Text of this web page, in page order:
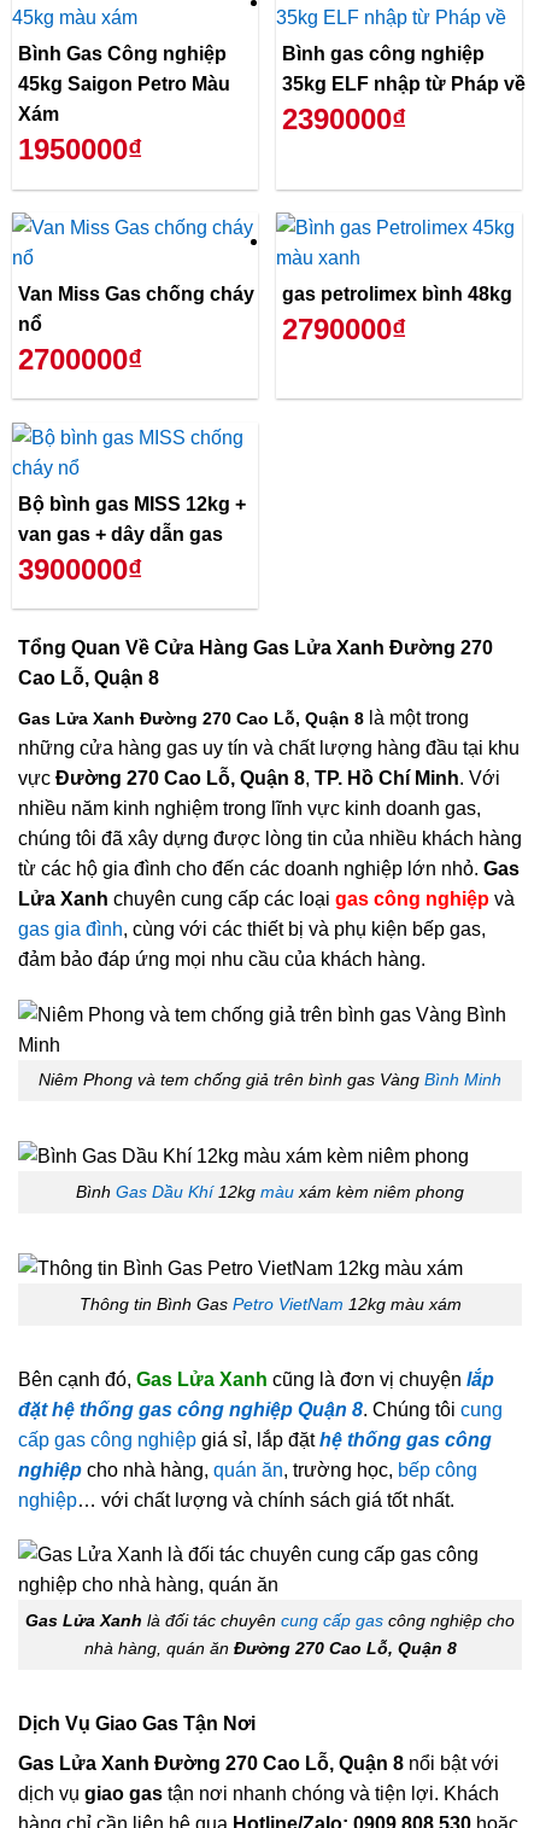
Bình Gas Công nghiệp
45kg Saigon Petro Màu
Xám
1950000₫
Bình gas công nghiệp
35kg ELF nhập từ Pháp về
2390000₫
Van Miss Gas chống cháy
nổ
2700000₫
gas petrolimex bình 48kg
2790000₫
Bộ bình gas MISS 12kg +
van gas + dây dẫn gas
3900000₫
Tổng Quan Về Cửa Hàng Gas Lửa Xanh Đường 270
Cao Lỗ, Quận 8
Gas Lửa Xanh Đường 270 Cao Lỗ, Quận 8 là một trong
những cửa hàng gas uy tín và chất lượng hàng đầu tại khu
vực Đường 270 Cao Lỗ, Quận 8, TP. Hồ Chí Minh. Với
nhiều năm kinh nghiệm trong lĩnh vực kinh doanh gas,
chúng tôi đã xây dựng được lòng tin của nhiều khách hàng
từ các hộ gia đình cho đến các doanh nghiệp lớn nhỏ. Gas
Lửa Xanh chuyên cung cấp các loại gas công nghiệp và
gas gia đình, cùng với các thiết bị và phụ kiện bếp gas,
đảm bảo đáp ứng mọi nhu cầu của khách hàng.
Niêm Phong và tem chống giả trên bình gas Vàng Bình Minh
Bình Gas Dầu Khí12kg màu xám kèm niêm phong
Thông tin Bình Gas Petro VietNam 12kg màu xám
Bên cạnh đó, Gas Lửa Xanh cũng là đơn vị chuyện lắp
đặt hệ thống gas công nghiệp Quận 8. Chúng tôi cung
cấp gas công nghiệp giá sỉ, lắp đặthệ thống gas công
nghiệp cho nhà hàng, quán ăn, trường học, bếp công
nghiệp… với chất lượng và chính sách giá tốt nhất.
Gas Lửa Xanh là đối tác chuyên cung cấp gas công nghiệp cho
nhà hàng, quán ăn Đường 270 Cao Lỗ, Quận 8
Dịch Vụ Giao Gas Tận Nơi
Gas Lửa Xanh Đường 270 Cao Lỗ, Quận 8 nổi bật với
dịch vụ giao gas tận nơi nhanh chóng và tiện lợi. Khách
hàng chỉ cần liên hệ qua Hotline/Zalo: 0909.808.530 hoặc